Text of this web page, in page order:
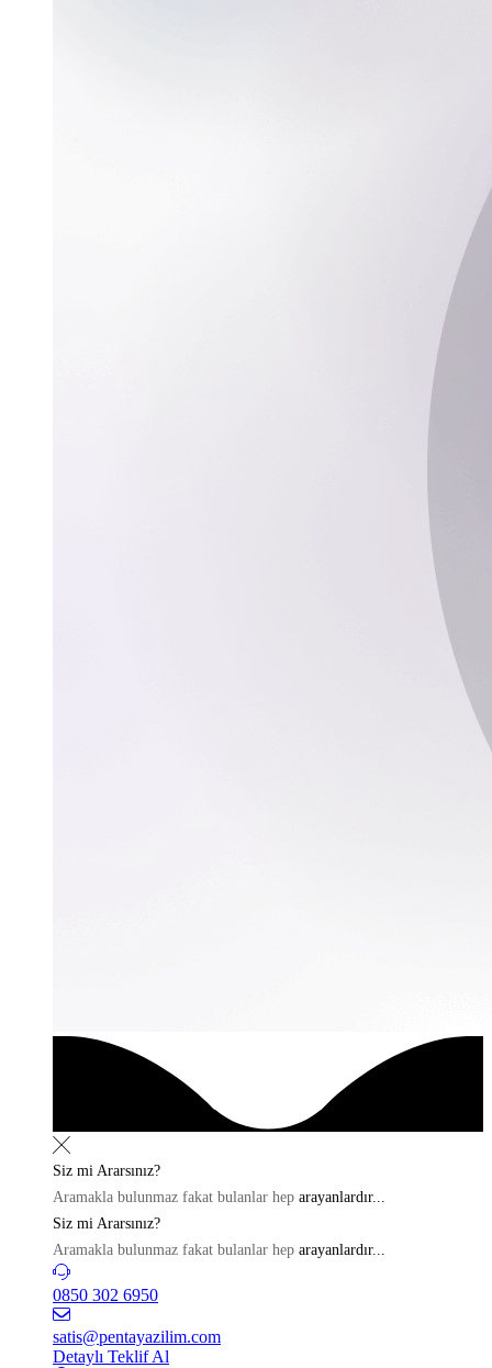
Siz mi Ararsınız?
Aramakla bulunmaz fakat bulanlar hep arayanlardır...
Siz mi Ararsınız?
Aramakla bulunmaz fakat bulanlar hep arayanlardır...
0850 302 6950
satis@pentayazilim.com
Detaylı Teklif Al